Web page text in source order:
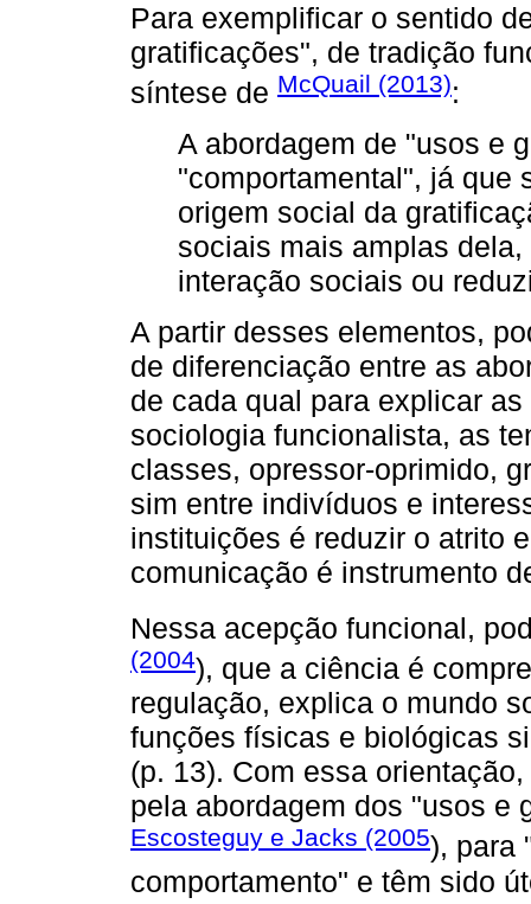
Para exemplificar o sentido
gratificações", de tradição
síntese de McQuail (2013):
A abordagem de "usos e
"comportamental", já que
origem social da
sociais mais amplas
interação sociais ou
A partir desses elementos,
de diferenciação entre as
de cada qual para explicar
sociologia funcionalista, as
classes, opressor-oprimido,
sim entre indivíduos e
instituições é reduzir o atrito
comunicação é instrumento
Nessa acepção funcional,
(2004), que a ciência é
regulação, explica o mundo
funções físicas e biológicas
(p. 13). Com essa
pela abordagem dos "usos e
Escosteguy e Jacks (2005), para
comportamento" e têm sido